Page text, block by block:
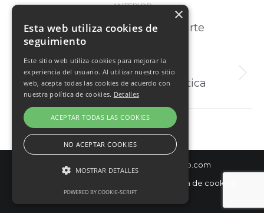
proyectos
ANTERIOR
Proyecto
Web para colección de arte
SIGUIENTE
Proyecto
siguiente
Web para iniciativa turística
© Diseño y hospedaje:
Internetísimo.com
Política de cookies
Esta web utiliza cookies de
seguimiento
Este sitio web utiliza cookies para mejorar la
experiencia del usuario. Al utilizar nuestro sitio
web, acepta todas las cookies de acuerdo con
nuestra política de cookies. Detalles
ACEPTAR TODAS LAS COOKIES
NO ACEPTAR COOKIES
MOSTRAR DETALLES
POWERED BY COOKIE-SCRIPT
×